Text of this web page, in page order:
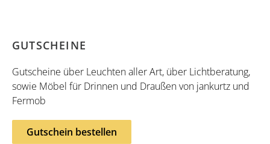
GUTSCHEINE
Gutscheine über Leuchten aller Art, über Lichtberatung,
sowie Möbel für Drinnen und Draußen von jankurtz und
Fermob
Gutschein bestellen